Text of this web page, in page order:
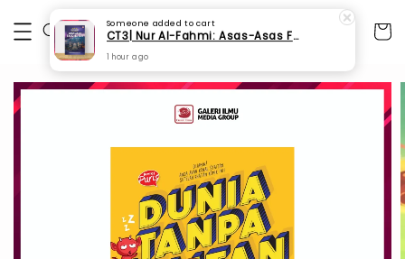
Someone added to cart
CT3| Nur Al-Fahmi: Asas-Asas Fardhu Ain (SPI 175)
1 hour ago